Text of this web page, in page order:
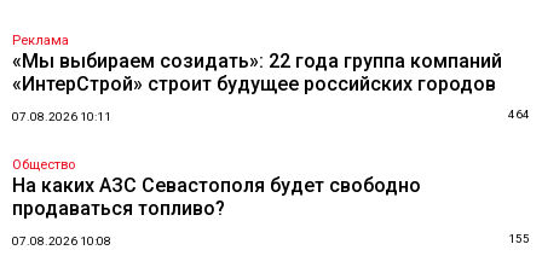
Реклама
«Мы выбираем созидать»: 22 года группа компаний
«ИнтерСтрой» строит будущее российских городов
07.08.2026 10:11 464
Общество
На каких АЗС Севастополя будет свободно
продаваться топливо?
07.08.2026 10:08 155